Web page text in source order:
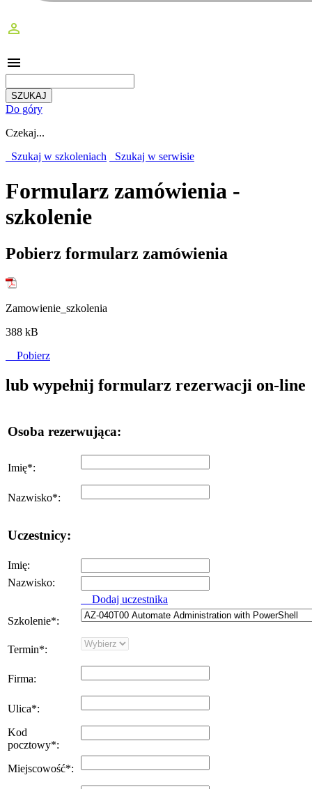
perm_identity
menu
Do góry
Czekaj...
Szukaj w szkoleniach
Szukaj w serwisie
Formularz zamówienia -
szkolenie
Pobierz formularz zamówienia
Zamowienie_szkolenia
388 kB
Pobierz
lub wypełnij formularz rezerwacji on-line
Osoba rezerwująca:
Imię*:
Nazwisko*:
Uczestnicy:
Imię:
Nazwisko:
Dodaj uczestnika
Szkolenie*:
Termin*:
Firma:
Ulica*:
Kod
pocztowy*:
Miejscowość*: